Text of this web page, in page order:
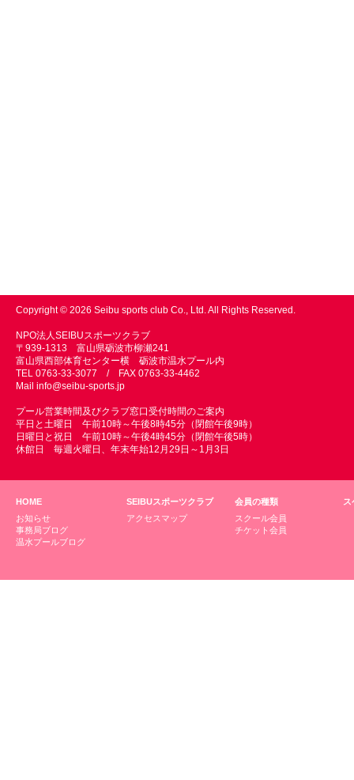
Copyright © 2026 Seibu sports club Co., Ltd. All Rights Reserved.
NPO法人SEIBUスポーツクラブ
〒939-1313 富山県砺波市柳瀬241
富山県西部体育センター横 砺波市温水プール内
TEL 0763-33-3077 / FAX 0763-33-4462
Mail info@seibu-sports.jp
プール営業時間及びクラブ窓口受付時間のご案内
平日と土曜日 午前10時～午後8時45分（閉館午後9時）
日曜日と祝日 午前10時～午後4時45分（閉館午後5時）
休館日 毎週火曜日、年末年始12月29日～1月3日
HOME
お知らせ
事務局ブログ
温水プールブログ
SEIBUスポーツクラブ
アクセスマップ
会員の種類
スクール会員
チケット会員